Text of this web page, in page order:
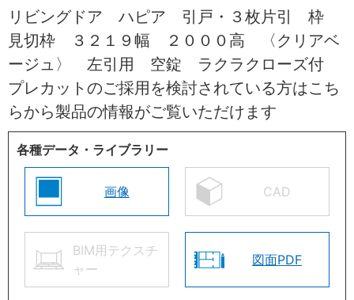
リビングドア ハピア 引戸・３枚片引 枠
見切枠 ３２１９幅 ２０００高 〈クリアベ
ージュ〉 左引用 空錠 ラクラクローズ付
プレカットのご採用を検討されている方はこち
らから製品の情報がご覧いただけます
各種データ・ライブラリー
画像 CAD
BIM用テクスチ
ャー
図面PDF